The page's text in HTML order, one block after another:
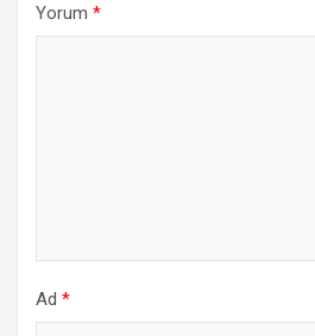
Yorum *
Ad *